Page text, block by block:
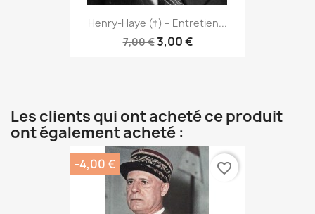
Henry-Haye (†) – Entretien...
7,00 €3,00 €
Les clients qui ont acheté ce produit
ont également acheté :
-4,00 € favorite_border